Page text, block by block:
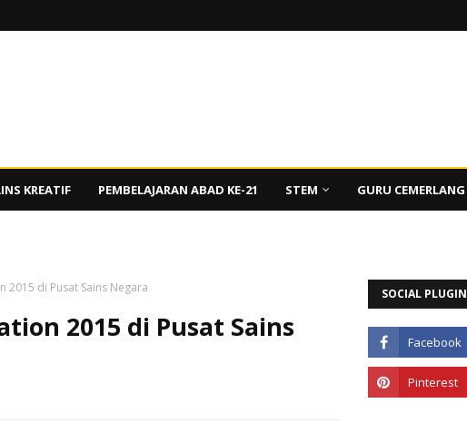
KREATIF PEMBELAJARAN ABAD KE-21 STEM GURU CEMERLANG
2015 di Pusat Sains Negara
2015 di Pusat Sains
SOCIAL PLUGIN